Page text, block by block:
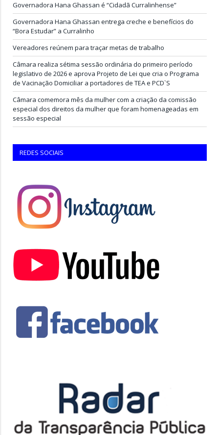
Governadora Hana Ghassan é “Cidadã Curralinhense”
Governadora Hana Ghassan entrega creche e benefícios do
“Bora Estudar” a Curralinho
Vereadores reúnem para traçar metas de trabalho
Câmara realiza sétima sessão ordinária do primeiro período
legislativo de 2026 e aprova Projeto de Lei que cria o Programa
de Vacinação Domiciliar a portadores de TEA e PCD`S
Câmara comemora mês da mulher com a criação da comissão
especial dos direitos da mulher que foram homenageadas em
sessão especial
REDES SOCIAIS